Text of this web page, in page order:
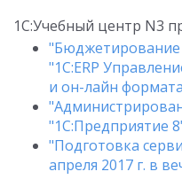
1С:Учебный центр N3
"1С:ERP
и он-лайн
"1С:Предприятие
"Подготовка
апреля 2017 г. в